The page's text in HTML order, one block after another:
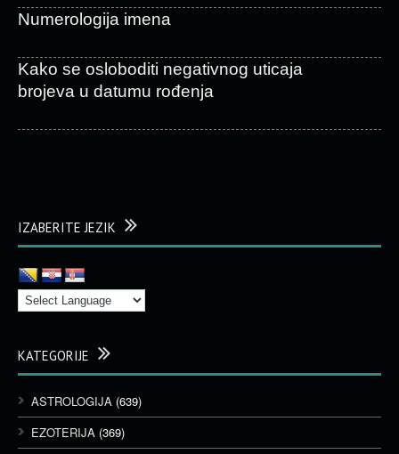
Numerologija imena
Kako se osloboditi negativnog uticaja
brojeva u datumu rođenja
IZABERITE JEZIK
KATEGORIJE
ASTROLOGIJA (639)
EZOTERIJA (369)